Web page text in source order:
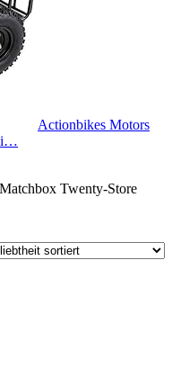
Actionbikes Motors
Twenty-Store